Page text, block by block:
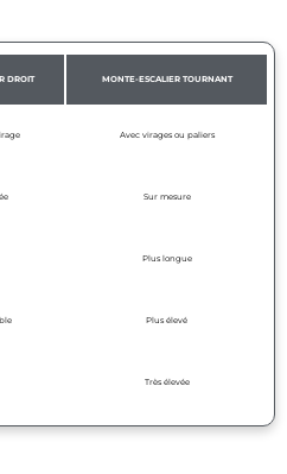
DROIT MONTE-ESCALIER TOURNANT
Avec virages ou paliers
Sur mesure
Plus longue
Plus élevé
Très élevée